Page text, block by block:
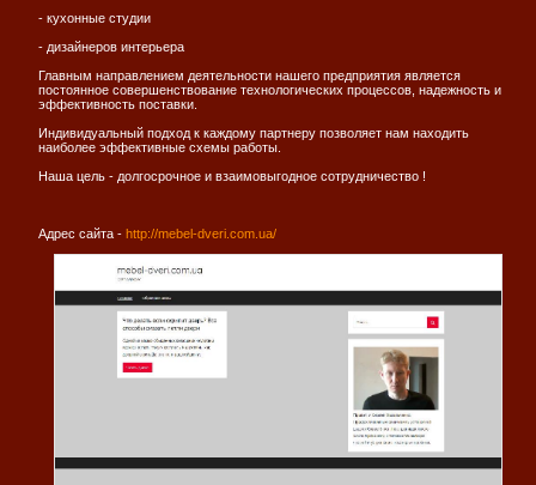
- кухонные студии
- дизайнеров интерьера
Главным направлением деятельности нашего предприятия является
постоянное совершенствование технологических процессов, надежность и
эффективность поставки.
Индивидуальный подход к каждому партнеру позволяет нам находить
наиболее эффективные схемы работы.
Наша цель - долгосрочное и взаимовыгодное сотрудничество !
Адрес сайта - http://mebel-dveri.com.ua/